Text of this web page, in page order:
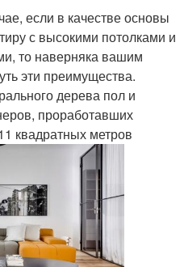
если в качестве основы
с высокими потолками и
то наверняка вашим
эти преимущества.
дерева пол и
проработавших
квадратных метров